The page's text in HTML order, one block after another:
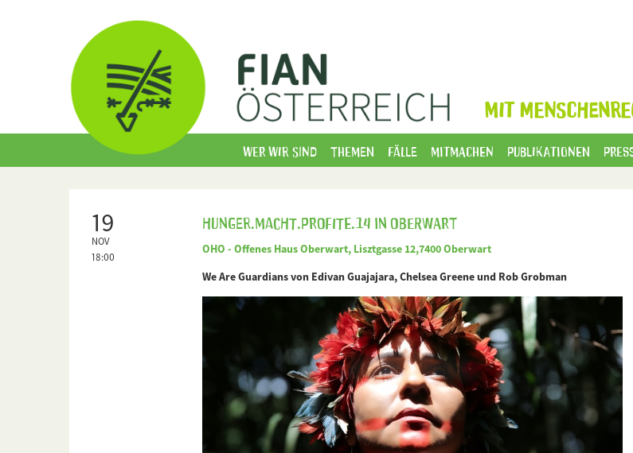
MIT
Wer wir sind Themen Fälle Mitmachen Publikationen
19
NOV
18:00
Hunger.Macht.Profite.14 in Oberwart
OHO - Offenes Haus Oberwart, Lisztgasse 12,7400 Oberwart
We Are Guardians von Edivan Guajajara, Chelsea Greene und Rob Grobman